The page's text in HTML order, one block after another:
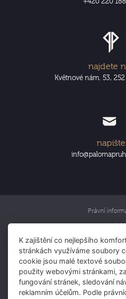
najdete
Květnové nám. 53,
napište
Právní
Informace o zpracování
Rezervujte si
Rezervujte si
Darujte
K zajištění co nejlepšího
stránkách využíváme soubory
cookie jsou malé textové
použity webovými stránkami,
fungování stránek, sledování
reklamním účelům. Podle